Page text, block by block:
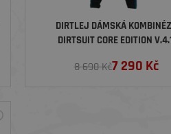
DIRTLEJ DÁMSKÁ
DIRTSUIT CORE EDITION
8 690 Kč7 290 Kč